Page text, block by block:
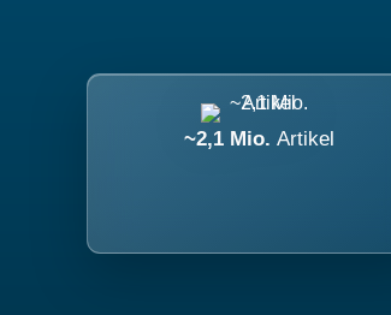
~2,1 Mio. Artikel